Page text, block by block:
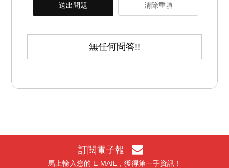
送出問題 清除重填
無任何問答!!
訂閱電子報
馬上輸入您的 E-MAIL，獲得第一手資訊！